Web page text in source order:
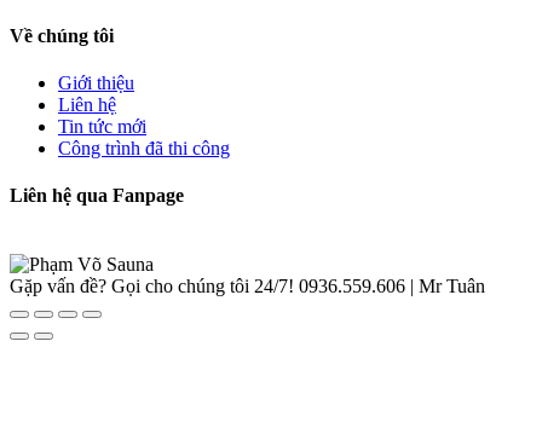
Về chúng tôi
Giới thiệu
Liên hệ
Tin tức mới
Công trình đã thi công
Liên hệ qua Fanpage
Gặp vấn đề? Gọi cho chúng tôi 24/7! 0936.559.606 | Mr Tuân